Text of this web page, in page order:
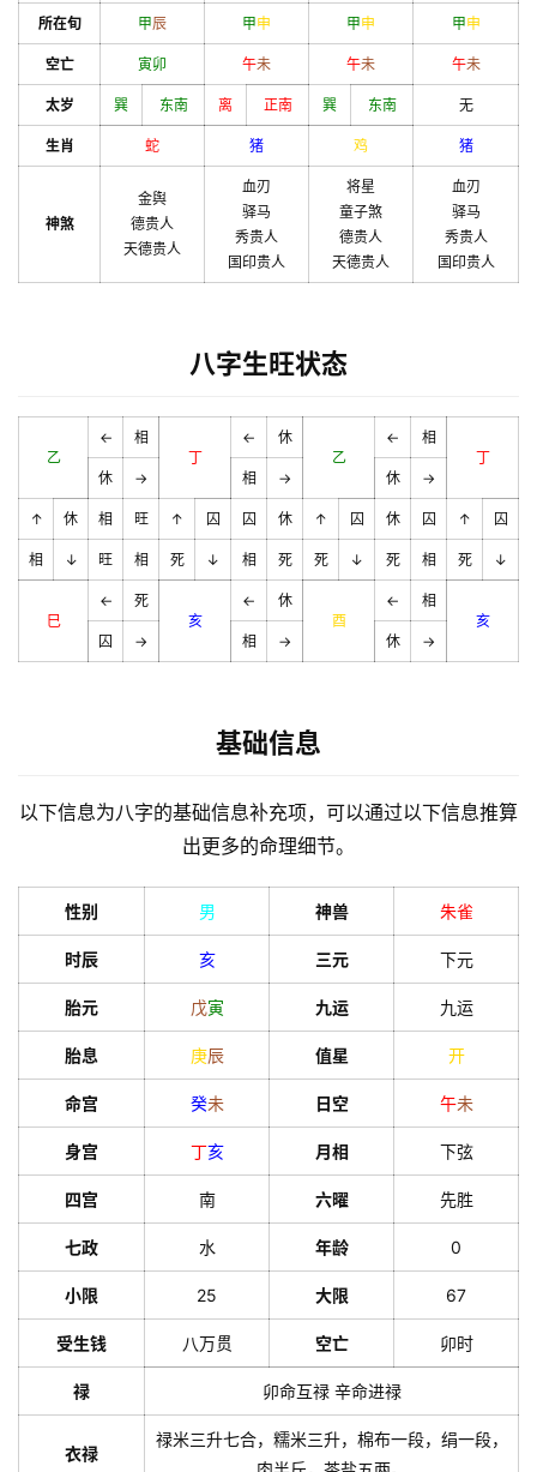
所在旬 甲辰 甲申 甲申 甲申
空亡 寅卯 午未 午未 午未
太岁 巽 东南 离 正南 巽 东南 无
生肖 蛇 猪 鸡 猪
神煞
金舆
德贵人
天德贵人
血刃
驿马
秀贵人
国印贵人
将星
童子煞
德贵人
天德贵人
血刃
驿马
秀贵人
国印贵人
八字生旺状态
乙
←
相
丁
←
休
乙
←
相
丁
休
→ 相 → 休 →
↑ 休 相 旺 ↑ 囚 囚 休 ↑ 囚 休 囚 ↑ 囚
相 ↓ 旺 相 死 ↓ 相 死 死 ↓ 死 相 死 ↓
巳
←
死
亥
←
休
酉
←
相
亥
囚
→ 相 → 休 →
基础信息
以下信息为八字的基础信息补充项，可以通过以下信息推算
出更多的命理细节。
性别 男 神兽 朱雀
时辰 亥 三元 下元
胎元 戊寅 九运 九运
胎息 庚辰 值星 开
命宫 癸未 日空 午未
身宫 丁亥 月相 下弦
四宫 南 六曜 先胜
七政 水 年龄 0
小限 25 大限 67
受生钱 八万贯 空亡 卯时
禄 卯命互禄 辛命进禄
衣禄
禄米三升七合，糯米三升，棉布一段，绢一段，